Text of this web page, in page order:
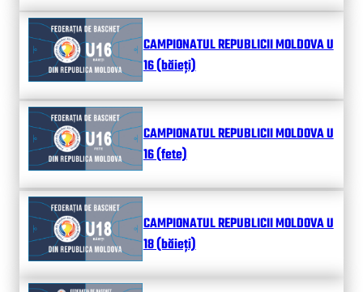
CAMPIONATUL REPUBLICII MOLDOVA U
16 (băieți)
CAMPIONATUL REPUBLICII MOLDOVA U
16 (fete)
CAMPIONATUL REPUBLICII MOLDOVA U
18 (băieți)